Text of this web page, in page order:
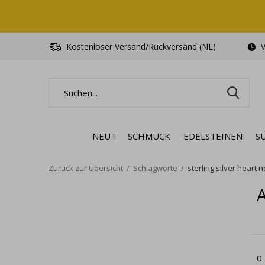
NEU ! SCHMUCK EDELSTEINEN
Kostenloser Versand/Rückversand (NL)
Zurück zur Übersicht Schlagworte sterling silver heart
0